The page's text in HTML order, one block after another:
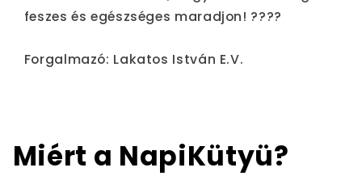
feszes és egészséges maradjon! ????
Forgalmazó: Lakatos István E.V.
Miért a NapiKütyü?